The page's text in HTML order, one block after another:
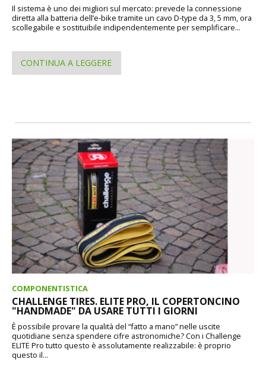
Il sistema è uno dei migliori sul mercato: prevede la connessione
diretta alla batteria dell’e-bike tramite un cavo D-type da 3, 5 mm, ora
scollegabile e sostituibile indipendentemente per semplificare...
CONTINUA A LEGGERE
COMPONENTISTICA
CHALLENGE TIRES. ELITE PRO, IL COPERTONCINO
"HANDMADE" DA USARE TUTTI I GIORNI
È possibile provare la qualità del “fatto a mano” nelle uscite
quotidiane senza spendere cifre astronomiche? Con i Challenge
ELITE Pro tutto questo è assolutamente realizzabile: è proprio
questo il...